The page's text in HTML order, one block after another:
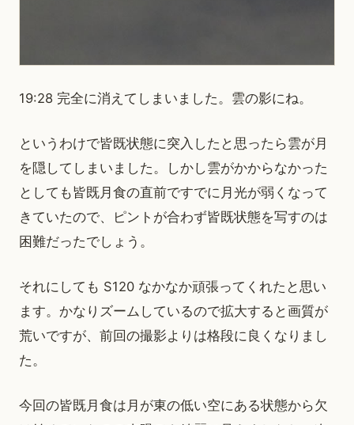
19:28 完全に消えてしまいました。雲の影にね。
というわけで皆既状態に突入したと思ったら雲が月
を隠してしまいました。しかし雲がかからなかった
としても皆既月食の直前ですでに月光が弱くなって
きていたので、ピントが合わず皆既状態を写すのは
困難だったでしょう。
それにしても S120 なかなか頑張ってくれたと思い
ます。かなりズームしているので拡大すると画質が
荒いですが、前回の撮影よりは格段に良くなりまし
た。
今回の皆既月食は月が東の低い空にある状態から欠